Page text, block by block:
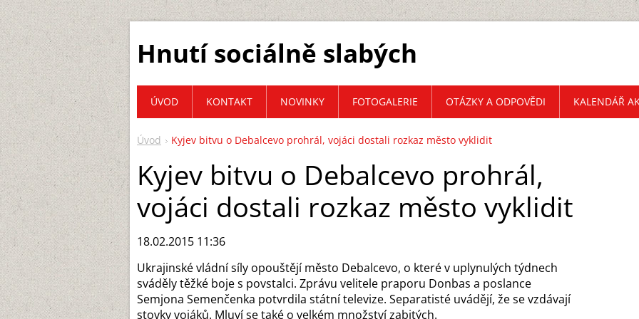
Hnutí sociálně slabých
Úvod Kyjev bitvu o Debalcevo prohrál, vojáci dostali rozkaz město vyklidit
Kyjev bitvu o Debalcevo prohrál,
vojáci dostali rozkaz město vyklidit
18.02.2015 11:36
Ukrajinské vládní síly opouštějí město Debalcevo, o které v uplynulých týdnech
sváděly těžké boje s povstalci. Zprávu velitele praporu Donbas a poslance
Semjona Semenčenka potvrdila státní televize. Separatisté uvádějí, že se vzdávají
stovky vojáků. Mluví se také o velkém množství zabitých.
ÚVOD KONTAKT NOVINKY FOTOGALERIE OTÁZKY A ODPOVĚDI KALENDÁŘ